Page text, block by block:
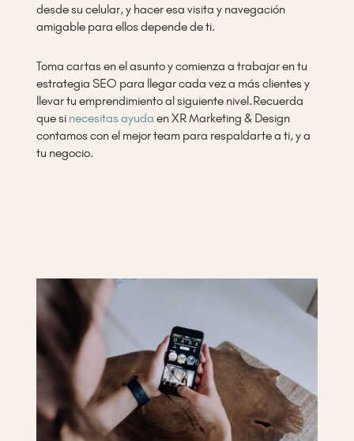
desde su celular, y hacer esa visita y navegación
amigable para ellos depende de ti.
Toma cartas en el asunto y comienza a trabajar en tu
estrategia SEO para llegar cada vez a más clientes y
llevar tu emprendimiento al siguiente nivel.Recuerda
que si necesitas ayuda en XR Marketing & Design
contamos con el mejor team para respaldarte a ti, y a
tu negocio.